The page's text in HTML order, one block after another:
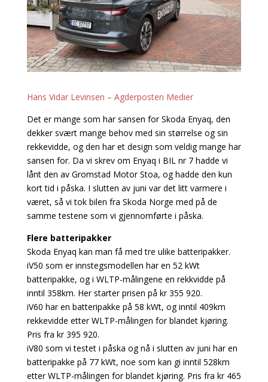
Hans Vidar Levinsen – Agderposten Medier
Det er mange som har sansen for Skoda Enyaq, den
dekker svært mange behov med sin størrelse og sin
rekkevidde, og den har et design som veldig mange har
sansen for. Da vi skrev om Enyaq i BIL nr 7 hadde vi
lånt den av Gromstad Motor Stoa, og hadde den kun
kort tid i påska. I slutten av juni var det litt varmere i
været, så vi tok bilen fra Skoda Norge med på de
samme testene som vi gjennomførte i påska.
Flere batteripakker
Skoda Enyaq kan man få med tre ulike batteripakker.
iV50 som er innstegsmodellen har en 52 kWt
batteripakke, og i WLTP-målingene en rekkvidde på
inntil 358km. Her starter prisen på kr 355 920.
iV60 har en batteripakke på 58 kWt, og inntil 409km
rekkevidde etter WLTP-målingen for blandet kjøring.
Pris fra kr 395 920.
iV80 som vi testet i påska og nå i slutten av juni har en
batteripakke på 77 kWt, noe som kan gi inntil 528km
etter WLTP-målingen for blandet kjøring. Pris fra kr 465